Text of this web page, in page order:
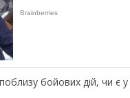
бойових дій, чи є у